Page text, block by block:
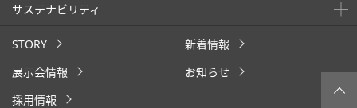
サステナビリティ
STORY
新着情報
展示会情報
お知らせ
採用情報